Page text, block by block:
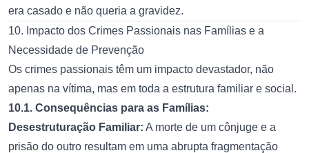
era casado e não queria a gravidez.
10. Impacto dos Crimes Passionais nas Famílias e a
Necessidade de Prevenção
Os crimes passionais têm um impacto devastador, não
apenas na vítima, mas em toda a estrutura familiar e social.
10.1. Consequências para as Famílias:
Desestruturação Familiar: A morte de um cônjuge e a
prisão do outro resultam em uma abrupta fragmentação